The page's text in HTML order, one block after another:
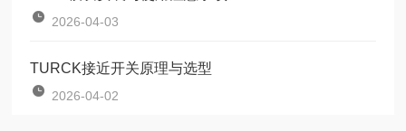
2026-04-03
TURCK接近开关原理与选型
2026-04-02